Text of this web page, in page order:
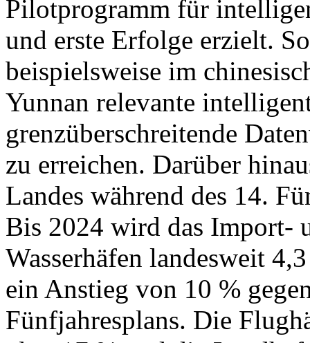
Pilotprogramm für
und erste Erfolge erzielt.
beispielsweise im
Yunnan relevante
grenzüberschreitende
zu erreichen. Darüber
Landes während des 14.
Bis 2024 wird das Import-
Wasserhäfen landesweit
ein Anstieg von 10 %
Fünfjahresplans. Die